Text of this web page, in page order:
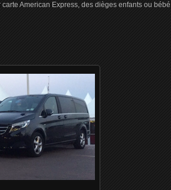
American Express, des dièges enfants ou bébé